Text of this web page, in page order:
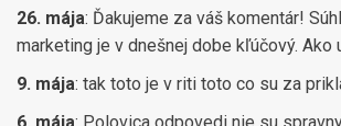
26. mája: Ďakujeme za váš komentár!
marketing je v dnešnej dobe kľúčový. Ako
9. mája: tak toto je v riti toto co su za